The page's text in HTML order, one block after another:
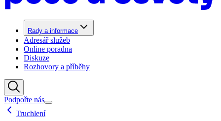
Rady a informace
Adresář služeb
Online poradna
Diskuze
Rozhovory a příběhy
Podpořte nás
Truchlení